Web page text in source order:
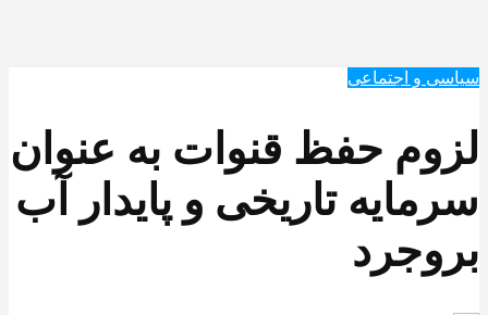
سیاسی و اجتماعی
لزوم حفظ قنوات به عنوان
سرمایه تاریخی و پایدار آب
بروجرد